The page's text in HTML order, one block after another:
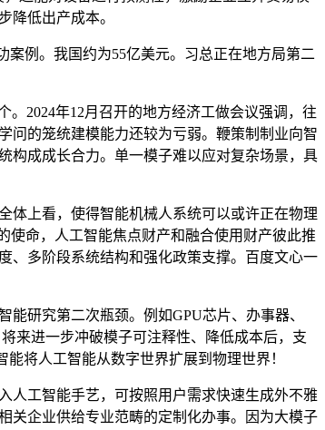
降低出产成本。
例。我国约为55亿美元。习总正在地方局第二
2024年12月召开的地方经济工做会议强调，往
问的笼统建模能力还较为亏弱。鞭策制制业向智
构成成长合力。单一模子难以应对复杂场景，具
上看，使得智能机械人系统可以或许正在物理
使命，人工智能焦点财产和融合使用财产彼此推
、多阶段系统结构和强化政策支撑。百度文心一
研究第二次瓶颈。例如GPU芯片、办事器、
来进一步冲破模子可注释性、降低成本后，支
将人工智能从数字世界扩展到物理世界！
工智能手艺，可按照用户需求快速生成外不雅
关企业供给专业范畴的定制化办事。因为大模子